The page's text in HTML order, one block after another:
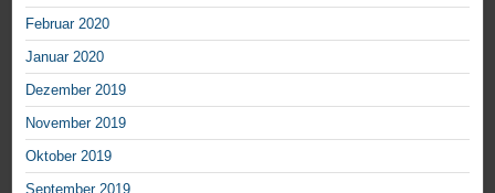
Februar 2020
Januar 2020
Dezember 2019
November 2019
Oktober 2019
September 2019